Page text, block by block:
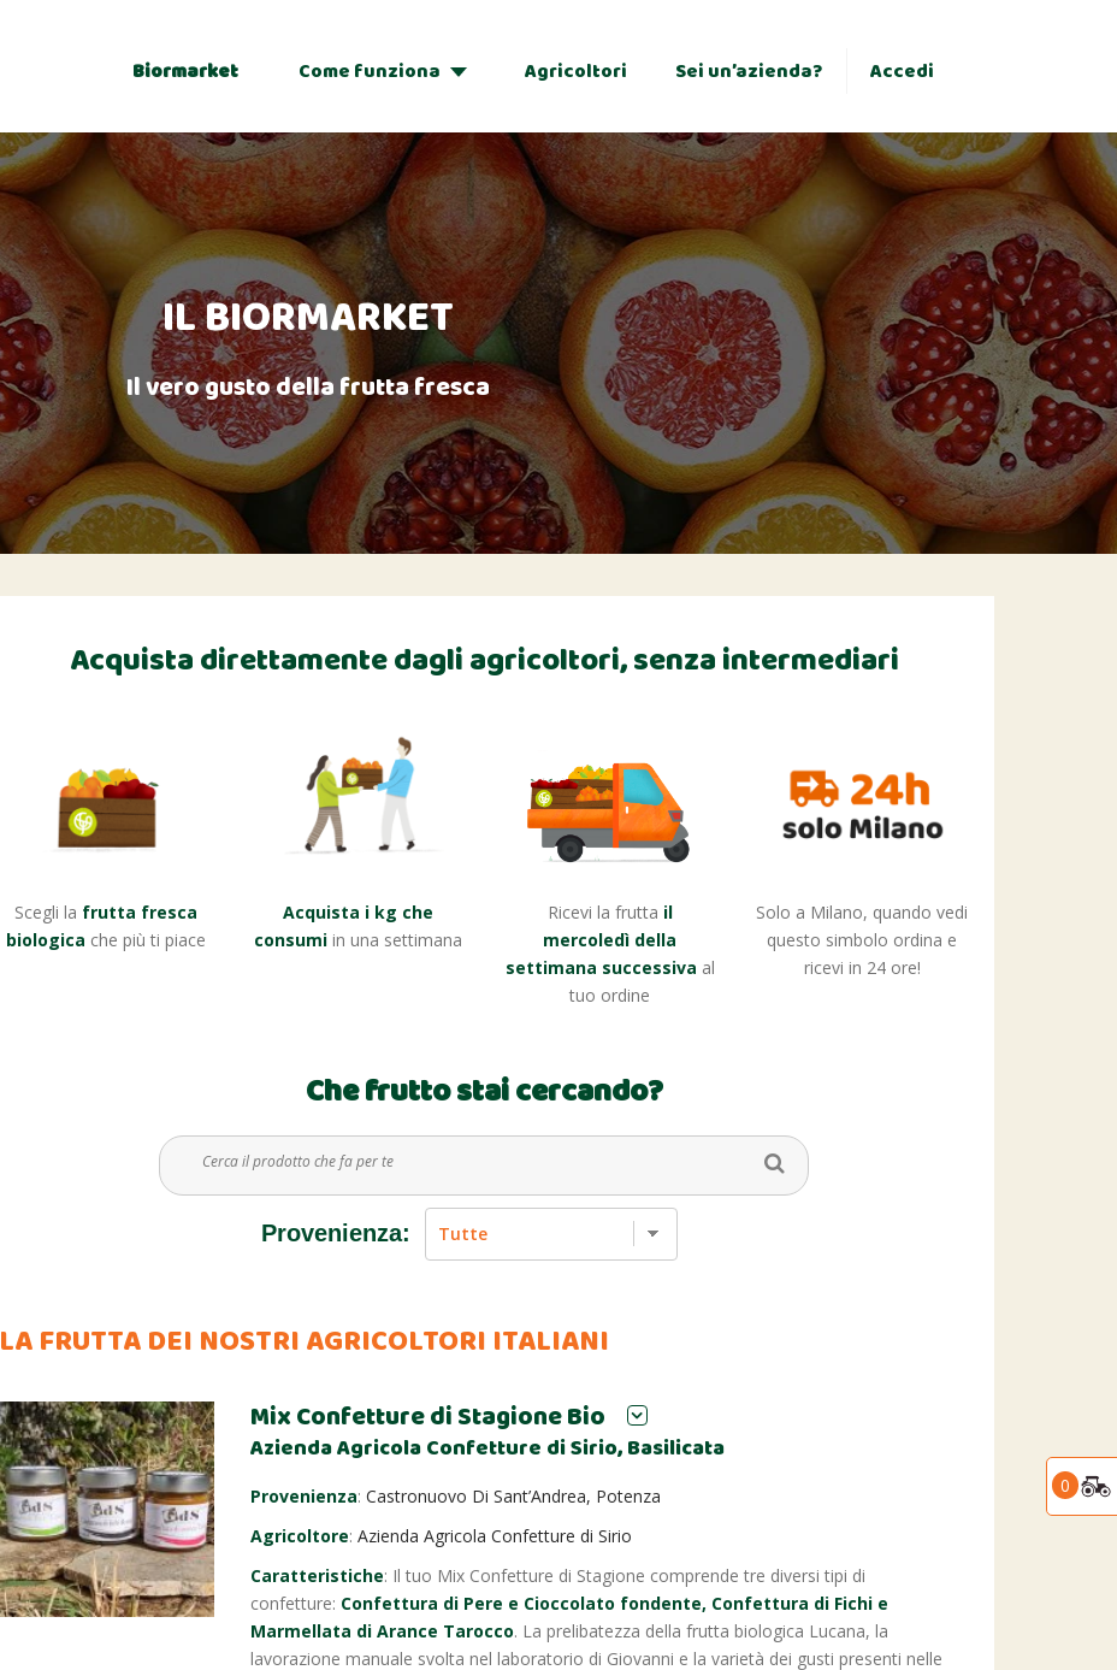
Biormarket Come funziona
Adozioni
Regalo
Agricoltori Sei un’azienda? Accedi
IL BIORMARKET
Il vero gusto della frutta fresca
0
Acquista direttamente dagli agricoltori,senza intermediari
Scegli la frutta fresca
biologica che più ti piace
Acquista i kg che
consumi in una settimana
Ricevi la frutta il
mercoledì della
settimana successiva al
tuo ordine
Solo a Milano, quando vedi
questo simbolo ordina e
ricevi in 24 ore!
Che frutto stai cercando?
Provenienza:
LA FRUTTA DEI NOSTRI AGRICOLTORI ITALIANI
Mix Confetture di Stagione Bio
Azienda Agricola Confetture di Sirio, Basilicata
Provenienza: Castronuovo Di Sant’Andrea, Potenza
Agricoltore: Azienda Agricola Confetture di Sirio
Caratteristiche: Il tuo Mix Confetture di Stagione comprende tre diversi tipi di
confetture: Confettura di Pere e Cioccolato fondente, Confettura di Fichi e
Marmellata di Arance Tarocco. La prelibatezza della frutta biologica Lucana, la
lavorazione manuale svolta nel laboratorio di Giovanni e la varietà dei gusti presenti nelle